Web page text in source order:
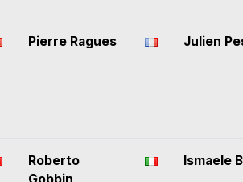
Pierre Ragues Julien
Roberto
Ismaele